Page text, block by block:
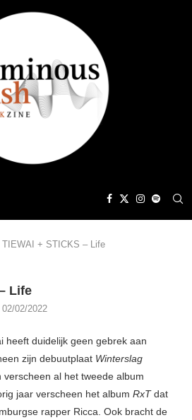
TIEWAI + STICKS – Life
Life
02/02/2022
heeft duidelijk geen gebrek aan
zijn debuutplaat Winterslag
verscheen al het tweede album
jaar verscheen het album RxTdat
rapper Ricca. Ook bracht de